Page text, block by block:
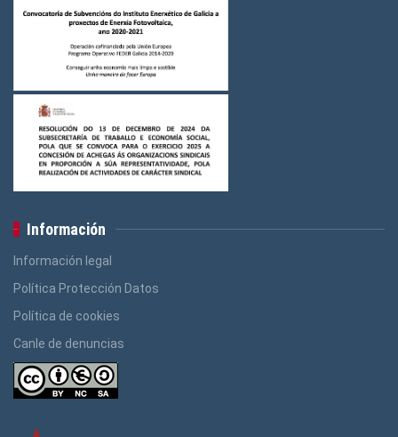
Logos Ensino (3)
Logos Construcción e Madeira
Logos Banca, Aforro (3)
Logos Administración Pública
Información
Información legal
Política Protección Datos
Política de cookies
Canle de denuncias